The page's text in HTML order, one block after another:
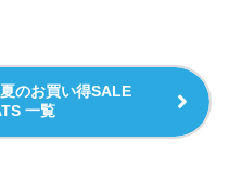
のお買い得SALE
一覧